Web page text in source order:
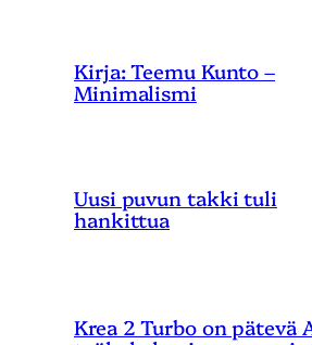
Kirja: Teemu Kunto –
Minimalismi
Uusi puvun takki tuli
hankittua
Krea 2 Turbo on pätevä